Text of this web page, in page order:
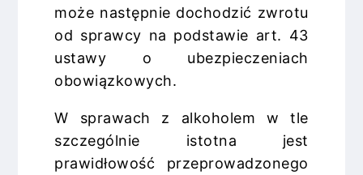
może następnie dochodzić zwrotu
od sprawcy na podstawie art. 43
ustawy o ubezpieczeniach
obowiązkowych.
W sprawach z alkoholem w tle
szczególnie istotna jest
prawidłowość przeprowadzonego